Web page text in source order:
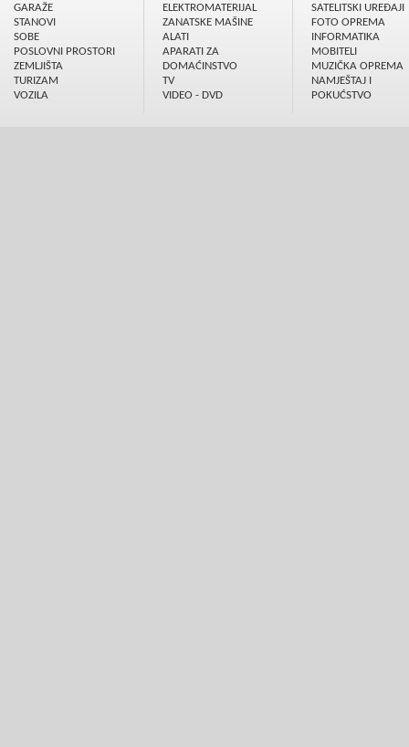
GARAŽE
STANOVI
SOBE
POSLOVNI PROSTORI
ZEMLJIŠTA
TURIZAM
VOZILA
ELEKTROMATERIJAL
ZANATSKE MAŠINE
ALATI
APARATI ZA
DOMAĆINSTVO
TV
VIDEO - DVD
SATELITSKI UREÐAJI
FOTO OPREMA
INFORMATIKA
MOBITELI
MUZIČKA OPREMA
NAMJEŠTAJ I
POKUĆSTVO